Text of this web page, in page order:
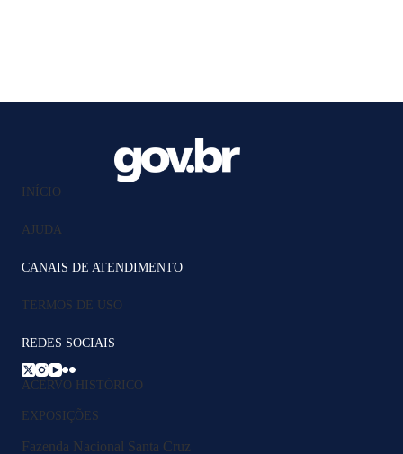
INÍCIO
AJUDA
CANAIS DE ATENDIMENTO
TERMOS DE USO
REDES SOCIAIS
ACERVO HISTÓRICO
EXPOSIÇÕES
Fazenda Nacional Santa Cruz